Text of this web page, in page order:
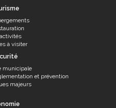
à visiter
municipale
et prévention
majeurs